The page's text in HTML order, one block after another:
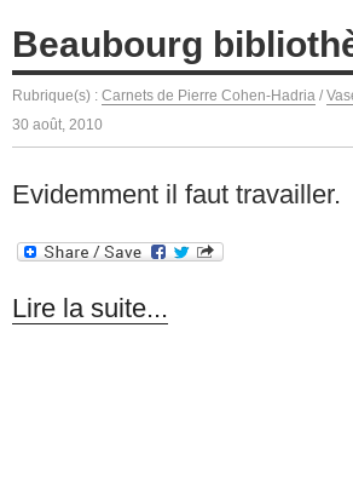
Beaubourg
Rubrique(s) : Carnets de Pierre Cohen-Hadria /
30 août, 2010
Evidemment il faut travailler.
Lire la suite...